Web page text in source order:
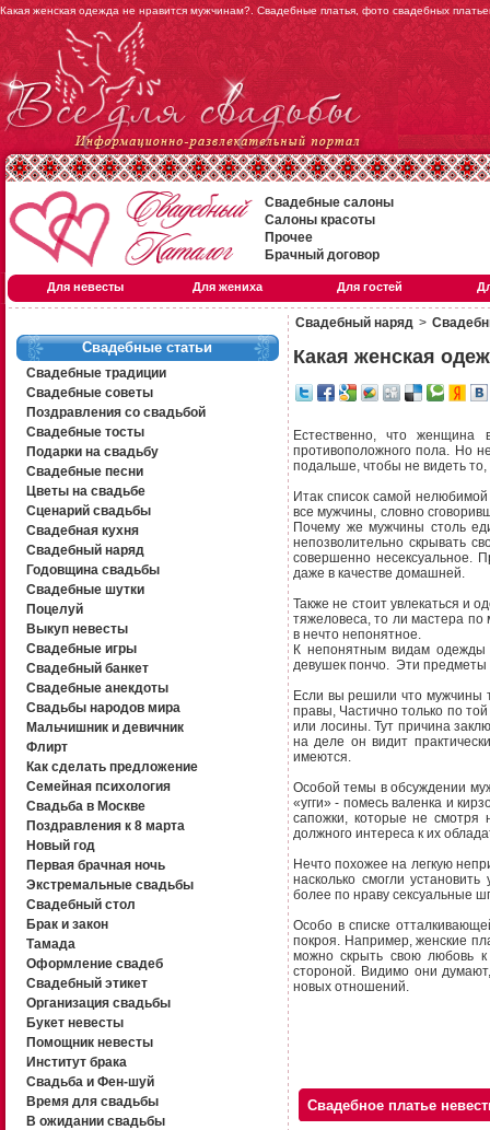
Какая женская одежда не нравится мужчинам?. Свадебные платья, фото свадебных
Свадебные салоны
Салоны красоты
Прочее
Брачный договор
Для невесты Для жениха Для гостей
Свадебные статьи
Свадебные традиции
Свадебные советы
Поздравления со свадьбой
Свадебные тосты
Подарки на свадьбу
Свадебные песни
Цветы на свадьбе
Сценарий свадьбы
Свадебная кухня
Свадебный наряд
Годовщина свадьбы
Свадебные шутки
Поцелуй
Выкуп невесты
Свадебные игры
Свадебный банкет
Свадебные анекдоты
Свадьбы народов мира
Мальчишник и девичник
Флирт
Как сделать предложение
Семейная психология
Свадьба в Москве
Поздравления к 8 марта
Новый год
Первая брачная ночь
Экстремальные свадьбы
Свадебный стол
Брак и закон
Тамада
Оформление свадеб
Свадебный этикет
Организация свадьбы
Букет невесты
Помощник невесты
Институт брака
Свадьба и Фен-шуй
Время для свадьбы
В ожидании свадьбы
Свадебный наряд >
Какая женская
Естественно, что
противоположного пола. Но
подальше, чтобы не видеть то,
Итак список самой
все мужчины, словно
Почему же мужчины столь
непозволительно скрывать
совершенно несексуальное.
даже в качестве домашней.
Также не стоит увлекаться и
тяжеловеса, то ли мастера
в нечто непонятное.
К непонятным видам одежды
девушек пончо. Эти
Если вы решили что мужчины
правы, Частично только по
или лосины. Тут причина
на деле он видит
имеются.
Особой темы в обсуждении
«угги» - помесь валенка и
сапожки, которые не смотря
должного интереса к их
Нечто похожее на легкую
насколько смогли
более по нраву сексуальные
Особо в списке
покроя. Например, женские
можно скрыть свою любовь
стороной. Видимо они
новых отношений.
Свадебное платье